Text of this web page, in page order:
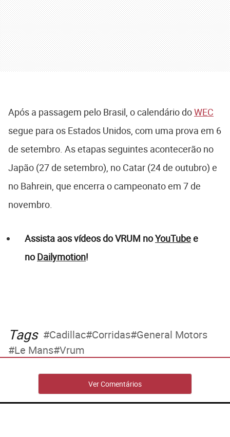
Após a passagem pelo Brasil, o calendário doWEC
segue para os Estados Unidos, com uma prova em 6
de setembro. As etapas seguintes acontecerão no
Japão (27 de setembro), no Catar (24 de outubro) e
no Bahrein, que encerra o campeonato em 7 de
novembro.
Assista aos vídeos do VRUM noYouTubee
noDailymotion!
Tags Cadillac Corridas General Motors
Le Mans Vrum
Ver Comentários